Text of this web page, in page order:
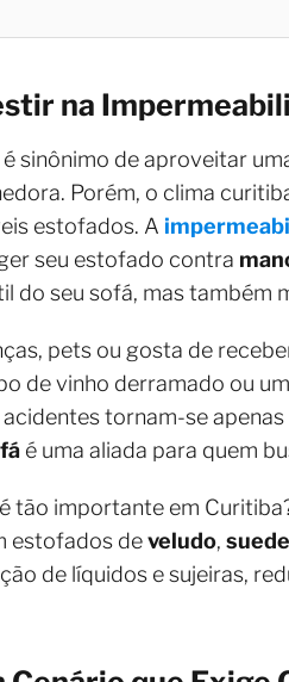
na
sinônimo de aproveitar
Porém, o clima
estofados. A
seu estofado contra
do seu sofá, mas também
pets ou gosta de
de vinho derramado ou
acidentes tornam-se
é uma aliada para quem
tão importante em
estofados develudo, suede
de líquidos e sujeiras,